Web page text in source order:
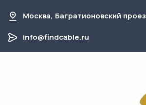
Москва, Багратионовский
info@findcable.ru